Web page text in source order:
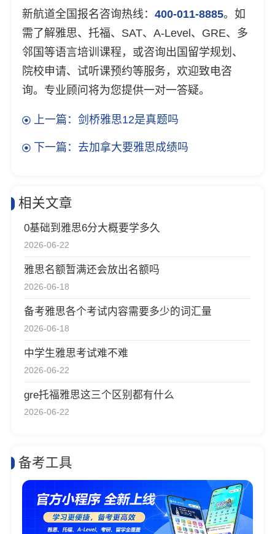
新航道全国报名咨询热线： 400-011-8885。如
需了解雅思、托福、SAT、A-Level、GRE、多
邻国等语言培训课程，或咨询出国留学规划、
院校申请、试听课预约等服务，欢迎致电咨
询。专业顾问将为您提供一对一答疑。
上一篇：剑桥雅思12是真题吗
下一篇：去加拿大要雅思成绩吗
相关文章
0基础到雅思6分大概要学多久
2026-06-22
雅思名额暂满还会放出名额吗
2026-06-18
备考雅思各个考试内容需要多少的词汇量
2026-06-18
中学生雅思考试难不难
2026-06-22
gre托福雅思这三个区别都有什么
2026-06-22
备考工具